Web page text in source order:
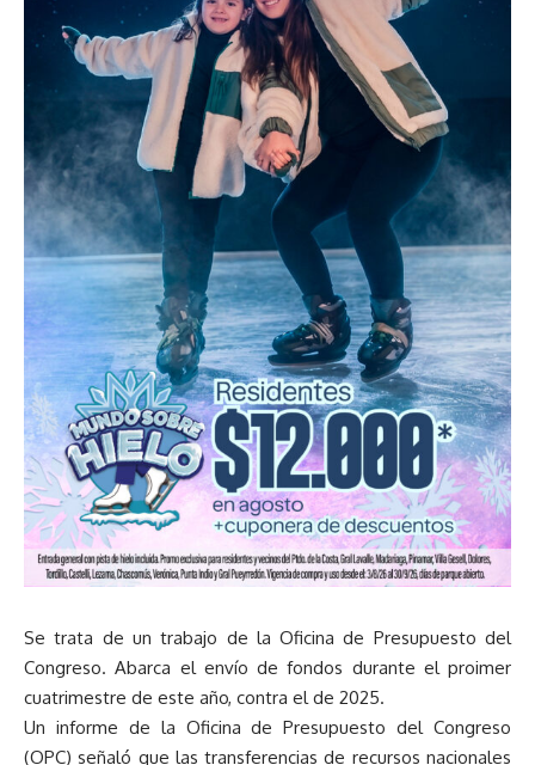
Se trata de un trabajo de la Oficina de Presupuesto del
Congreso. Abarca el envío de fondos durante el proimer
cuatrimestre de este año, contra el de 2025.
Un informe de la Oficina de Presupuesto del Congreso
(OPC) señaló que las transferencias de recursos nacionales